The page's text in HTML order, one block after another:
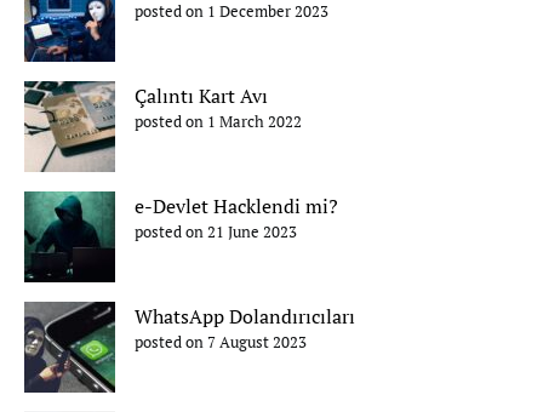
posted on 1 December 2023
Çalıntı Kart Avı
posted on 1 March 2022
e-Devlet Hacklendi mi?
posted on 21 June 2023
WhatsApp Dolandırıcıları
posted on 7 August 2023